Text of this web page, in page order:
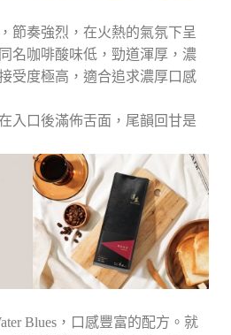
節奏強烈，在火熱的氣氛下呈
名咖啡酸味低，勁道渾厚，濃
受度極高，適合追求濃厚口感
入口後滿佈舌面，尾韻回甘是
Blues，口感豐富的配方。就